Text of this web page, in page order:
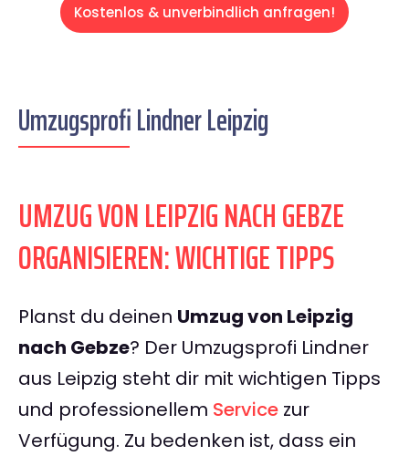
Kostenlos & unverbindlich anfragen!
Umzugsprofi Lindner Leipzig
UMZUG VON LEIPZIG NACH GEBZE
ORGANISIEREN: WICHTIGE TIPPS
Planst du deinen Umzug von Leipzig
nach Gebze? Der Umzugsprofi Lindner
aus Leipzig steht dir mit wichtigen Tipps
und professionellem Service zur
Verfügung. Zu bedenken ist, dass ein